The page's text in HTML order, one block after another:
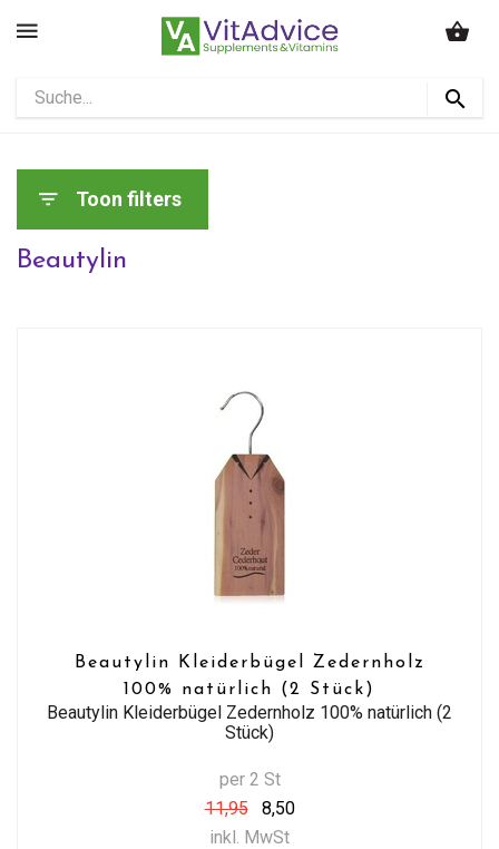
Toon filters
Beautylin
Beautylin Kleiderbügel Zedernholz
100% natürlich (2 Stück)
Beautylin Kleiderbügel Zedernholz 100% natürlich (2
Stück)
per 2 St
11,95
8,50
inkl. MwSt